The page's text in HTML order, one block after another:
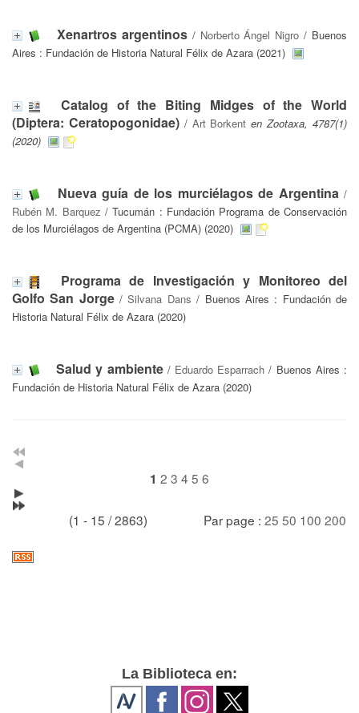
Xenartros argentinos/ Norberto Ángel Nigro / Buenos
Aires : Fundación de Historia Natural Félix de Azara (2021)
Catalog of the Biting Midges of the World
(Diptera: Ceratopogonidae)/ Art Borkent en Zootaxa, 4787(1)
(2020)
Nueva guía de los murciélagos de Argentina/
Rubén M. Barquez / Tucumán : Fundación Programa de Conservación
de los Murciélagos de Argentina (PCMA) (2020)
Programa de Investigación y Monitoreo del
Golfo San Jorge/Silvana Dans / Buenos Aires : Fundación de
Historia Natural Félix de Azara (2020)
Salud y ambiente/ Eduardo Esparrach / Buenos Aires :
Fundación de Historia Natural Félix de Azara (2020)
1 2 3 4 5 6
(1 - 15 / 2863) Par page : 25 50 100 200
La Biblioteca en: